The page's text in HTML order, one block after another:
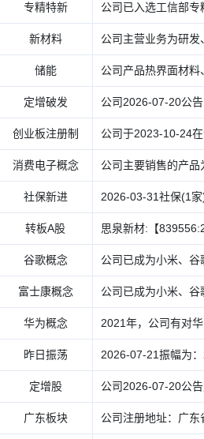
专精特新 公司已入选工信部专
新材料 公司主营业务为研
储能 公司产品热界面材
定增破发 公司2026-07-20公
创业板注册制 公司于2023-10-24
消费电子概念 公司主要销售的产
社保新进 2026-03-31社保(1
转板A股 思泉新材:【
谷歌概念 公司已成为小米、
富士康概念 公司已成为小米、
华为概念 2021年，公司有对
昨日振荡 2026-07-21振幅为
定增股 公司2026-07-20公
广东板块 公司注册地址：广